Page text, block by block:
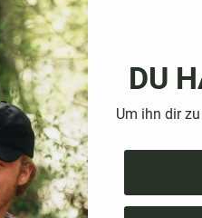
sogenannte
auffallen wollen.
Ideal?
ist, hängt vom
der Zivilisation aus.
zusammen und
Einstellung. Wer
DU
Um ihn dir